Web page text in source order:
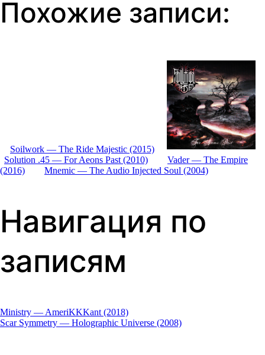
Похожие записи:
Soilwork — The Ride Majestic (2015)
Solution .45 — For Aeons Past (2010)
Vader — The Empire
(2016)
Mnemic — The Audio Injected Soul (2004)
Навигация по
записям
Ministry — AmeriKKKant (2018)
Scar Symmetry — Holographic Universe (2008)